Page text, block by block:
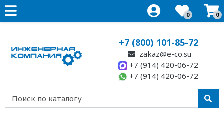
0 0
+7 (800) 101-85-72
zakaz@e-co.su
+7 (914) 420-06-72
+7 (914) 420-06-72